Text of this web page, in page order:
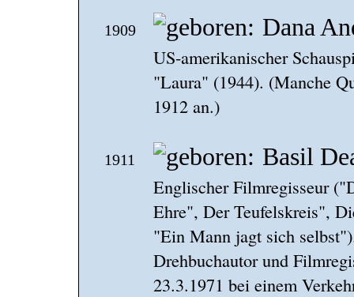
1909 Dana
US-amerikanischer
"Laura" (1944). (Manche
1912 an.)
1911 Basil
Englischer Filmregisseur
Ehre", Der Teufelskreis",
"Ein Mann jagt sich
Drehbuchautor und
23.3.1971 bei einem